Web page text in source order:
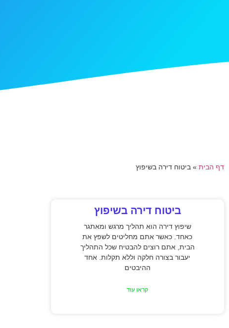
דף הבית » ביטוח דירה בשיפוץ
ביטוח דירה בשיפוץ
שיפוץ דירה הוא תהליך מרגש ומאתגר
כאחד. כאשר אתם מחליטים לשפץ את
הבית, אתם רוצים להבטיח שכל התהליך
יעבור בצורה חלקה וללא תקלות. אחד
ההיבטים
קראו עוד